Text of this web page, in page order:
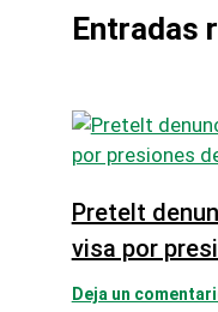
Entradas
Pretelt
visa por
Deja un